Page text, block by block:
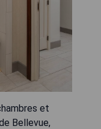
et
Bellevue,